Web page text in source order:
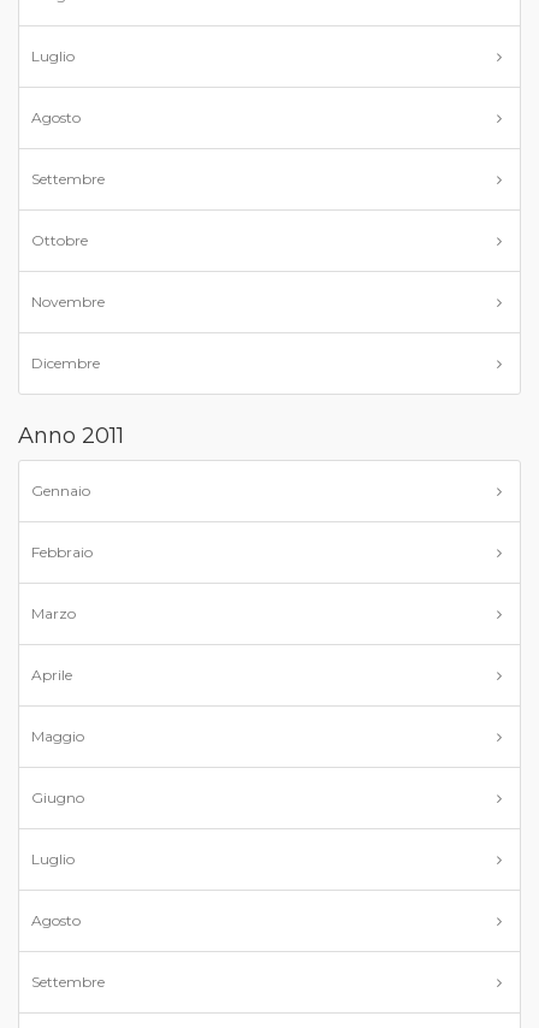
Luglio
Agosto
Settembre
Ottobre
Novembre
Dicembre
Anno 2011
Gennaio
Febbraio
Marzo
Aprile
Maggio
Giugno
Luglio
Agosto
Settembre